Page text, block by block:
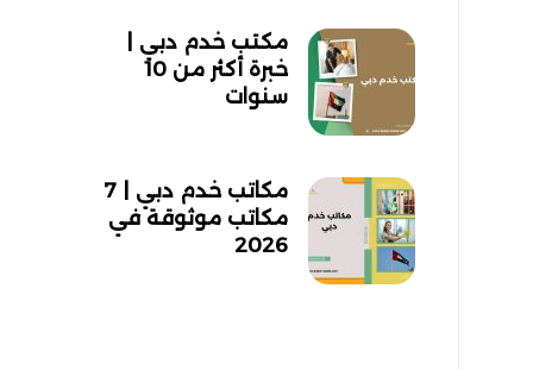
مكتب خدم دبي |
خبرة أكثر من 10
سنوات
مكاتب خدم دبي | 7
مكاتب موثوقة في
2026